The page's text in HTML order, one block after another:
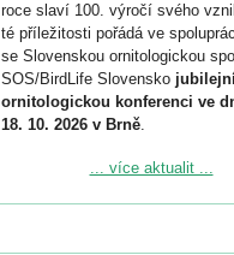
roce slaví 100. výročí svého
té příležitosti pořádá ve
se Slovenskou ornitologickou
SOS/BirdLife Slovensko
ornitologickou konferenci ve
18. 10. 2026 v Brně.
Podrobnější informace ke
... více aktualit ...